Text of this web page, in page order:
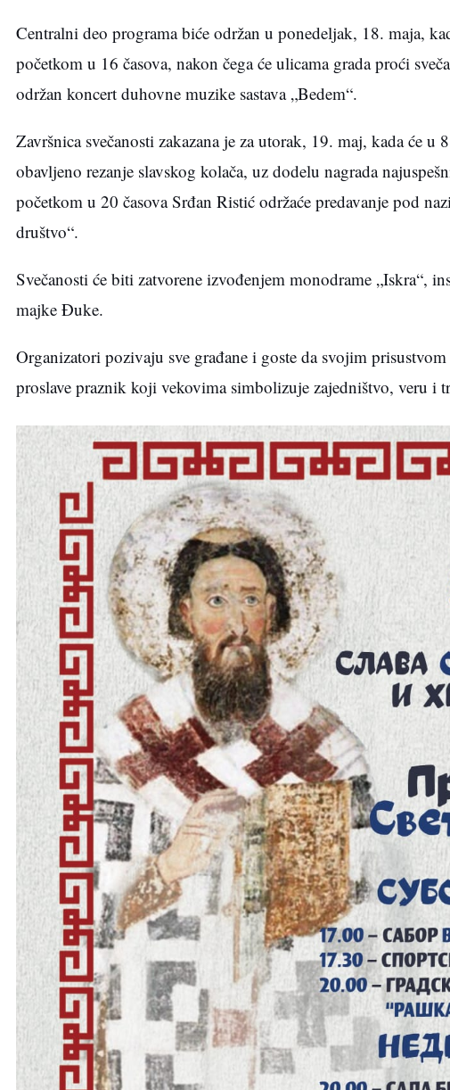
Centralni deo programa biće održan u ponedeljak, 18. maja,
početkom u 16 časova, nakon čega će ulicama grada proći
održan koncert duhovne muzike sastava „Bedem“.
Završnica svečanosti zakazana je za utorak, 19. maj, kada će
obavljeno rezanje slavskog kolača, uz dodelu nagrada
početkom u 20 časova Srđan Ristić održaće predavanje pod
društvo“.
Svečanosti će biti zatvorene izvođenjem monodrame „Iskra“,
majke Đuke.
Organizatori pozivaju sve građane i goste da svojim
proslave praznik koji vekovima simbolizuje zajedništvo, veru i